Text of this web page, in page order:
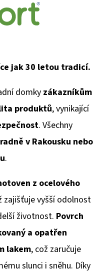
jak 30 letou tradicí.
domky zákazníkům
produktů, vynikající
. Všechny
v Rakousku nebo
.
z ocelového
zajišťuje vyšší odolnost
životnost. Povrch
a opatřen
lakem, což zaručuje
slunci i sněhu. Díky